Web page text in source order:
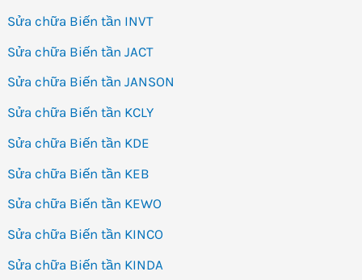
Sửa chữa Biến tần INVT
Sửa chữa Biến tần JACT
Sửa chữa Biến tần JANSON
Sửa chữa Biến tần KCLY
Sửa chữa Biến tần KDE
Sửa chữa Biến tần KEB
Sửa chữa Biến tần KEWO
Sửa chữa Biến tần KINCO
Sửa chữa Biến tần KINDA